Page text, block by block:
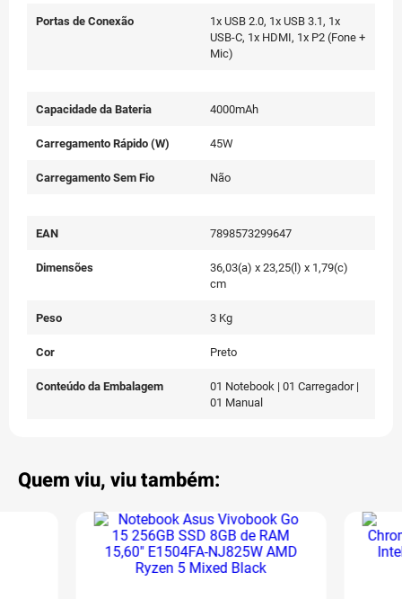
Portas de Conexão
1x USB 2.0, 1x USB 3.1, 1x
USB-C, 1x HDMI, 1x P2 (Fone +
Mic)
Capacidade da Bateria 4000mAh
Carregamento Rápido (W) 45W
Carregamento Sem Fio Não
EAN 7898573299647
Dimensões
36,03(a) x 23,25(l) x 1,79(c)
cm
Peso 3 Kg
Cor Preto
Conteúdo da Embalagem
01 Notebook | 01 Carregador |
01 Manual
Quem viu, viu também: